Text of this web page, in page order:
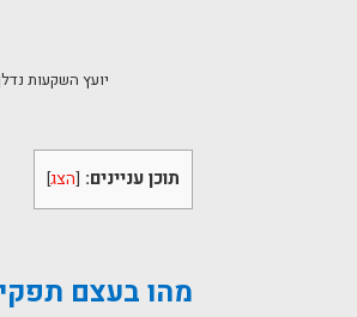
יועץ השקעות
תוכן עניינים: [הצג]
מהו בעצם